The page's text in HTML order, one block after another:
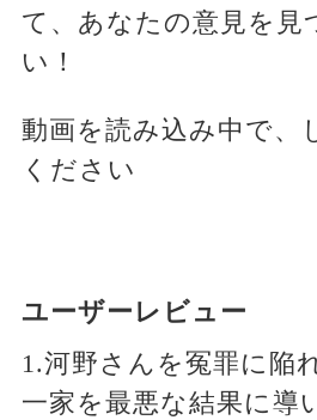
て、あなたの意見を見
い！
動画を読み込み中で、
ください
ユーザーレビュー
1.河野さんを冤罪に陥
一家を最悪な結果に導